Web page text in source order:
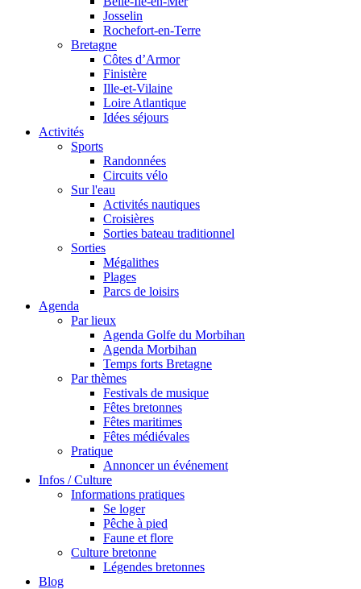
Josselin
Rochefort-en-Terre
Bretagne
Côtes d’Armor
Finistère
Ille-et-Vilaine
Loire Atlantique
Idées séjours
Activités
Sports
Randonnées
Circuits vélo
Sur l'eau
Activités nautiques
Croisières
Sorties bateau traditionnel
Sorties
Mégalithes
Plages
Parcs de loisirs
Agenda
Par lieux
Agenda Golfe du Morbihan
Agenda Morbihan
Temps forts Bretagne
Par thèmes
Festivals de musique
Fêtes bretonnes
Fêtes maritimes
Fêtes médiévales
Pratique
Annoncer un événement
Infos / Culture
Informations pratiques
Se loger
Pêche à pied
Faune et flore
Culture bretonne
Légendes bretonnes
Blog